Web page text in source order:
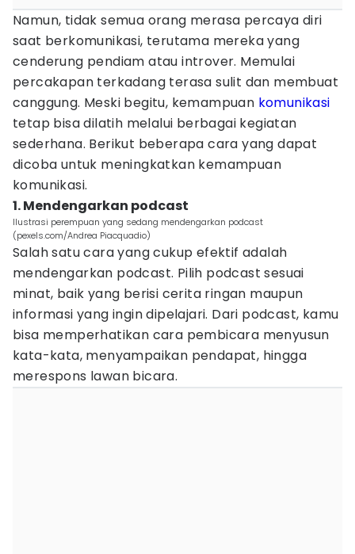
Namun, tidak semua orang merasa percaya diri
saat berkomunikasi, terutama mereka yang
cenderung pendiam atau introver. Memulai
percakapan terkadang terasa sulit dan membuat
canggung. Meski begitu, kemampuan komunikasi
tetap bisa dilatih melalui berbagai kegiatan
sederhana. Berikut beberapa cara yang dapat
dicoba untuk meningkatkan kemampuan
komunikasi.
1. Mendengarkan podcast
Ilustrasi perempuan yang sedang mendengarkan podcast
(pexels.com/Andrea Piacquadio)
Salah satu cara yang cukup efektif adalah
mendengarkan podcast. Pilih podcast sesuai
minat, baik yang berisi cerita ringan maupun
informasi yang ingin dipelajari. Dari podcast, kamu
bisa memperhatikan cara pembicara menyusun
kata-kata, menyampaikan pendapat, hingga
merespons lawan bicara.